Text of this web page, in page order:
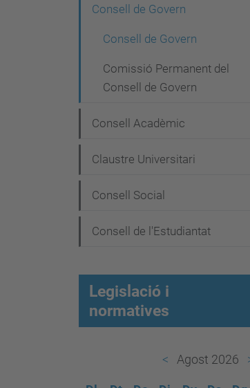
g
c
i
Consell de Govern
Consell de Govern
Comissió Permanent del
Consell de Govern
Consell Acadèmic
Claustre Universitari
Consell Social
Consell de l'Estudiantat
Legislació i
normatives
Agost 2026